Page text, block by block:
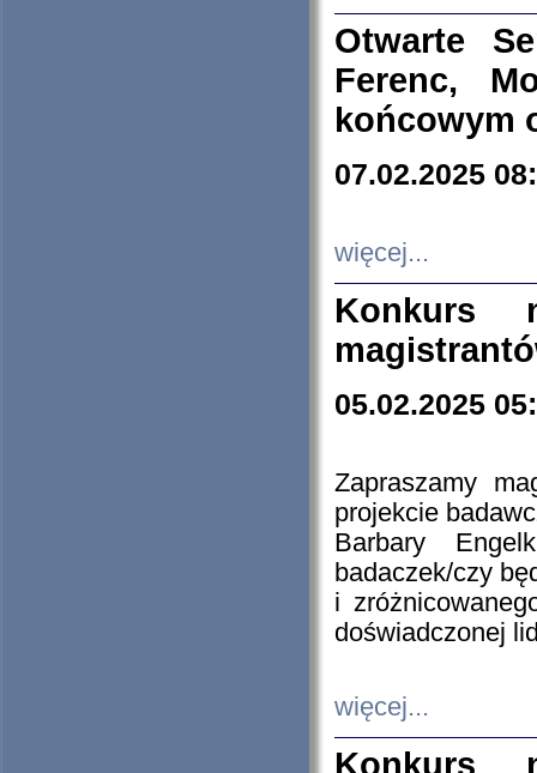
Otwarte
Ferenc,
końcowym
07.02.2025
więcej...
Konkurs
05.02.2025
Zapraszamy
projekcie
Barbary
badaczek/czy
i
doświadczonej
więcej...
Konkurs